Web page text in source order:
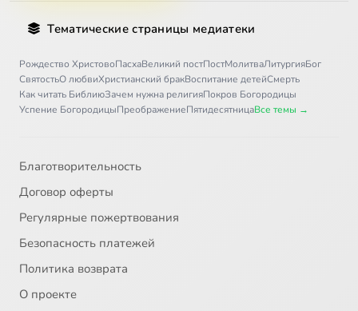
Тематические страницы медиатеки
Рождество ХристовоПасхаВеликий постПостМолитваЛитургияБог
СвятостьО любвиХристианский бракВоспитание детейСмерть
Как читать БиблиюЗачем нужна религияПокров Богородицы
Успение БогородицыПреображениеПятидесятницаВсе темы →
Благотворительность
Договор оферты
Регулярные пожертвования
Безопасность платежей
Политика возврата
О проекте